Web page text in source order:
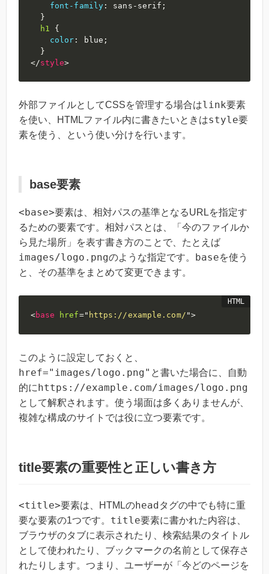
font-family : sans-serif ;
}
h1
{
color : blue ;
}
</style>
外部ファイルとしてCSSを管理する場合はlink要素
を使い、HTMLファイル内に書きたいときはstyle要
素を使う、という使い分けを行います。
base要素
<base>要素は、相対パスの基準となるURLを指定す
るための要素です。相対パスとは、「今のファイルか
ら見た場所」を表す書き方のことで、たとえば
images/logo.pngのような指定です。 baseを使う
と、その基準をまとめて変更できます。
<base href=" https://example.com/ ">
このように設定しておくと、
href="images/logo.png" と書いた場合に、自動
的にhttps://example.com/images/logo.png
として解釈されます。使う場面は多くありませんが、
複雑な構成のサイトでは役に立つ要素です。
title要素の重要性と正しい書き方
<title>要素は、HTMLのheadタグの中でも特に重
要な要素の1つです。 title要素に書かれた内容は、
ブラウザのタブに表示されたり、検索結果のタイトル
として使われたり、ブックマークの名前として保存さ
れたりします。つまり、ユーザーが「今どのページを